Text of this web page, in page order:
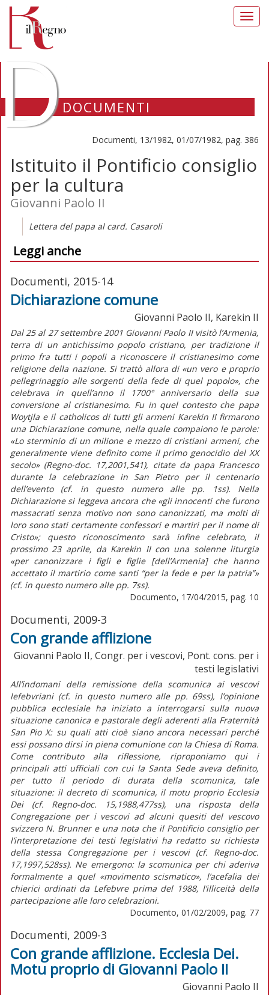
DOCUMENTI
Documenti, 13/1982, 01/07/1982, pag. 386
Istituito il Pontificio consiglio
per la cultura
Giovanni Paolo II
Lettera del papa al card. Casaroli
Leggi anche
Documenti, 2015-14
Dichiarazione comune
Giovanni Paolo II, Karekin II
Dal 25 al 27 settembre 2001 Giovanni Paolo II visitò l’Armenia,
terra di un antichissimo popolo cristiano, per tradizione il
primo fra tutti i popoli a riconoscere il cristianesimo come
religione della nazione. Si trattò allora di «un vero e proprio
pellegrinaggio alle sorgenti della fede di quel popolo», che
celebrava in quell’anno il 1700° anniversario della sua
conversione al cristianesimo. Fu in quel contesto che papa
Woytjla e il catholicos di tutti gli armeni Karekin II firmarono
una Dichiarazione comune, nella quale compaiono le parole:
«Lo sterminio di un milione e mezzo di cristiani armeni, che
generalmente viene definito come il primo genocidio del XX
secolo» (Regno-doc. 17,2001,541), citate da papa Francesco
durante la celebrazione in San Pietro per il centenario
dell’evento (cf. in questo numero alle pp. 1ss). Nella
Dichiarazione si leggeva ancora che «gli innocenti che furono
massacrati senza motivo non sono canonizzati, ma molti di
loro sono stati certamente confessori e martiri per il nome di
Cristo»; questo riconoscimento sarà infine celebrato, il
prossimo 23 aprile, da Karekin II con una solenne liturgia
«per canonizzare i figli e figlie [dell’Armenia] che hanno
accettato il martirio come santi “per la fede e per la patria”»
(cf. in questo numero alle pp. 7ss).
Documento, 17/04/2015, pag. 10
Documenti, 2009-3
Con grande afflizione
Giovanni Paolo II, Congr. per i vescovi, Pont. cons. per i
testi legislativi
All’indomani della remissione della scomunica ai vescovi
lefebvriani (cf. in questo numero alle pp. 69ss), l’opinione
pubblica ecclesiale ha iniziato a interrogarsi sulla nuova
situazione canonica e pastorale degli aderenti alla Fraternità
San Pio X: su quali atti cioè siano ancora necessari perché
essi possano dirsi in piena comunione con la Chiesa di Roma.
Come contributo alla riflessione, riproponiamo qui i
principali atti ufficiali con cui la Santa Sede aveva definito,
per tutto il periodo di durata della scomunica, tale
situazione: il decreto di scomunica, il motu proprio Ecclesia
Dei (cf. Regno-doc. 15,1988,477ss), una risposta della
Congregazione per i vescovi ad alcuni quesiti del vescovo
svizzero N. Brunner e una nota che il Pontificio consiglio per
l’interpretazione dei testi legislativi ha redatto su richiesta
della stessa Congregazione per i vescovi (cf. Regno-doc.
17,1997,528ss). Ne emergono: la scomunica per chi aderiva
formalmente a quel «movimento scismatico», l’acefalia dei
chierici ordinati da Lefebvre prima del 1988, l’illiceità della
partecipazione alle loro celebrazioni.
Documento, 01/02/2009, pag. 77
Documenti, 2009-3
Con grande afflizione. Ecclesia Dei.
Motu proprio di Giovanni Paolo II
Giovanni Paolo II